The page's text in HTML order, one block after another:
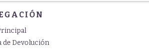
de Devolución